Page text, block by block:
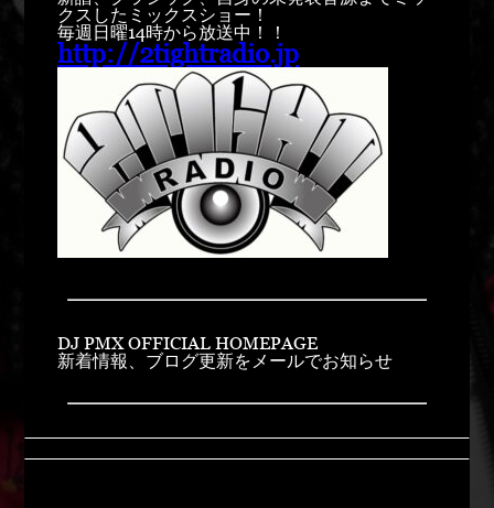
クスしたミックスショー！
毎週日曜14時から放送中！！
http://2tightradio.jp
DJ PMX OFFICIAL HOMEPAGE
新着情報、ブログ更新をメールでお知らせ